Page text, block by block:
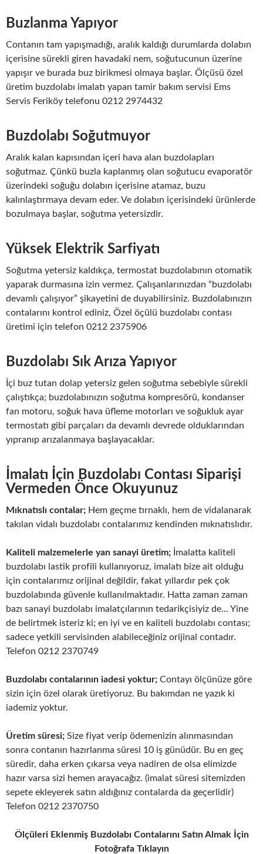
Buzlanma Yapıyor
Contanın tam yapışmadığı, aralık kaldığı durumlarda dolabın
içerisine sürekli giren havadaki nem, soğutucunun üzerine
yapışır ve burada buz birikmesi olmaya başlar. Ölçüsü özel
üretim buzdolabı imalatı yapan tamir bakım servisi Ems
Servis Feriköy telefonu 0212 2974432
Buzdolabı Soğutmuyor
Aralık kalan kapısından içeri hava alan buzdolapları
soğutmaz. Çünkü buzla kaplanmış olan soğutucu evaporatör
üzerindeki soğuğu dolabın içerisine atamaz, buzu
kalınlaştırmaya devam eder. Ve dolabın içerisindeki ürünlerde
bozulmaya başlar, soğutma yetersizdir.
Yüksek Elektrik Sarfiyatı
Soğutma yetersiz kaldıkça, termostat buzdolabının otomatik
yaparak durmasına izin vermez. Çalışanlarınızdan “buzdolabı
devamlı çalışıyor” şikayetini de duyabilirsiniz. Buzdolabınızın
contalarını kontrol ediniz, Özel öçülü buzdolabı contası
üretimi için telefon 0212 2375906
Buzdolabı Sık Arıza Yapıyor
İçi buz tutan dolap yetersiz gelen soğutma sebebiyle sürekli
çalıştıkça; buzdolabınızın soğutma kompresörü, kondanser
fan motoru, soğuk hava üfleme motorları ve soğukluk ayar
termostatı gibi parçaları da devamlı devrede olduklarından
yıpranıp arızalanmaya başlayacaklar.
İmalatı İçin Buzdolabı Contası Siparişi
Vermeden Önce Okuyunuz
Mıknatıslı contalar; Hem geçme tırnaklı, hem de vidalanarak
takılan vidalı buzdolabı contalarımız kendinden mıknatıslıdır.
Kaliteli malzemelerle yan sanayi üretim; İmalatta kaliteli
buzdolabı lastik profili kullanıyoruz, imalatı bize ait olduğu
için contalarımız orijinal değildir, fakat yıllardır pek çok
buzdolabında güvenle kullanılmaktadır. Hatta zaman zaman
bazı sanayi buzdolabı imalatçılarının tedarikçisiyiz de… Yine
de belirtmek isteriz ki; en iyi ve en kaliteli buzdolabı contası;
sadece yetkili servisinden alabileceğiniz orijinal contadır.
Telefon 0212 2370749
Buzdolabı contalarının iadesi yoktur; Contayı ölçünüze göre
sizin için özel olarak üretiyoruz. Bu bakımdan ne yazık ki
iademiz yoktur.
Üretim süresi; Size fiyat verip ödemenizin alınmasından
sonra contanın hazırlanma süresi 10 iş günüdür. Bu en geç
süredir, daha erken çıkarsa veya nadiren de olsa elimizde
hazır varsa sizi hemen arayacağız. (imalat süresi sitemizden
sepete ekleyerek satın aldığınız contalarda da geçerlidir)
Telefon 0212 2370750
Ölçüleri Eklenmiş Buzdolabı Contalarını Satın Almak İçin
Fotoğrafa Tıklayın